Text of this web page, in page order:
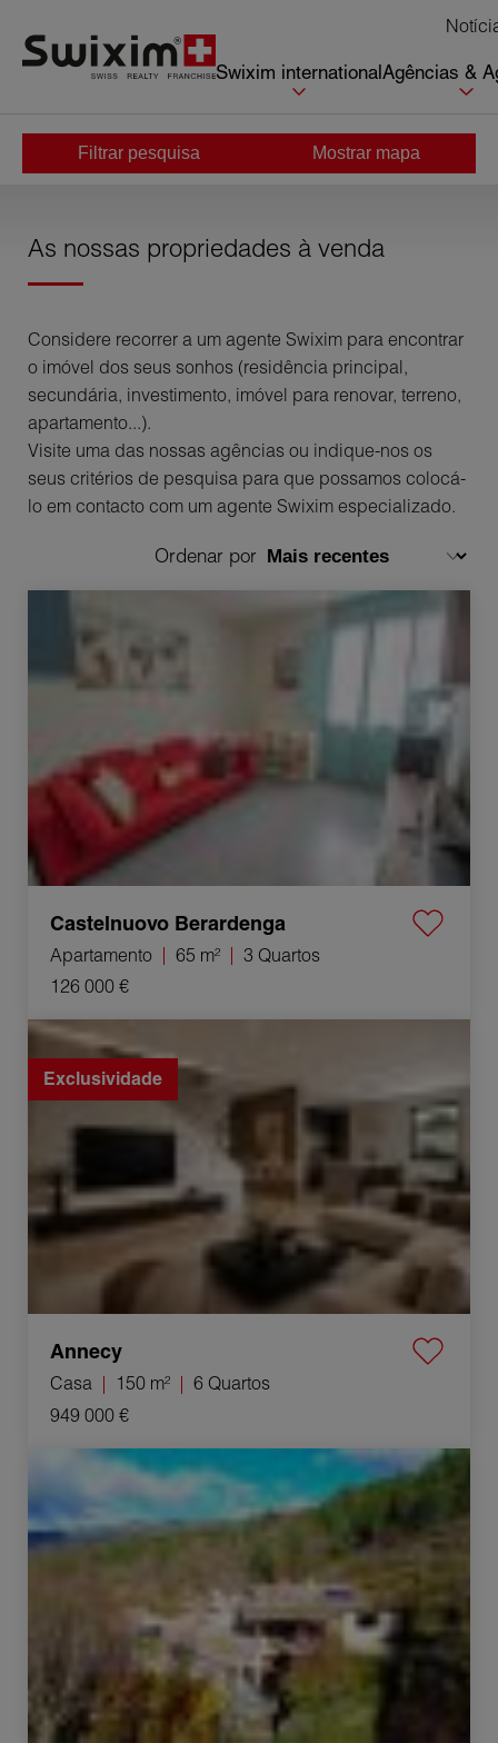
Swixim internationalAgências &
Filtrar pesquisa Mostrar mapa
Comprar
As nossas propriedades à venda
Considere recorrer a um agente Swixim para encontrar
o imóvel dos seus sonhos (residência principal,
secundária, investimento, imóvel para renovar, terreno,
apartamento...).
Visite uma das nossas agências ou indique-nos os
seus critérios de pesquisa para que possamos colocá-
lo em contacto com um agente Swixim especializado.
Ordenar por
Venda Apartamento Castelnuovo Berardenga 3 Quartos
Castelnuovo Berardenga
Apartamento 65 m²
3 Quartos
126 000 €
Venda Casa Annecy 6 Quartos 150 m²
Exclusividade
Annecy
Casa 150 m²
6 Quartos
949 000 €
Venda Propriedade La Motte-Chalancon 15 Quartos